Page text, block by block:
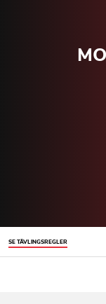
SE TÄVLINGSREGLER